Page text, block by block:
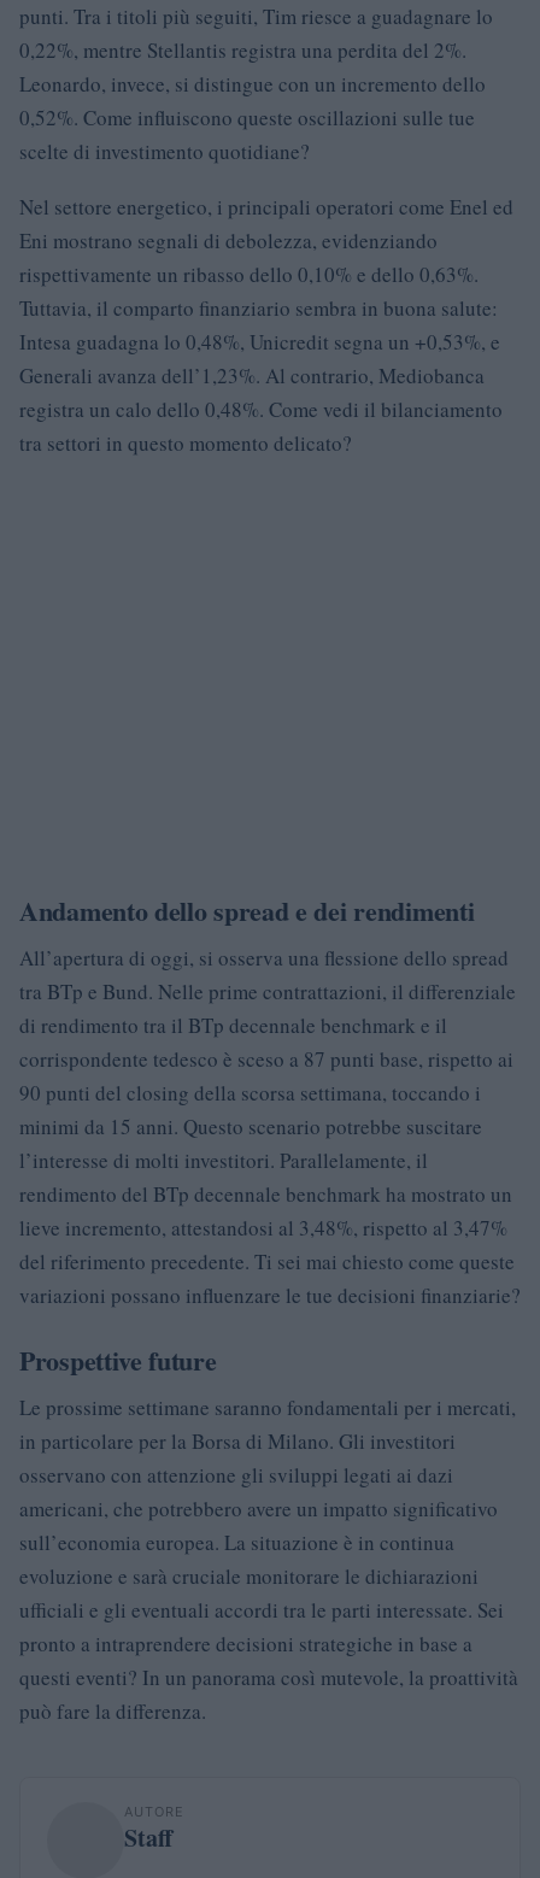
punti. Tra i titoli più seguiti, Tim riesce a guadagnare lo
0,22%, mentre Stellantis registra una perdita del 2%.
Leonardo, invece, si distingue con un incremento dello
0,52%. Come influiscono queste oscillazioni sulle tue
scelte di investimento quotidiane?
Nel settore energetico, i principali operatori come Enel ed
Eni mostrano segnali di debolezza, evidenziando
rispettivamente un ribasso dello 0,10% e dello 0,63%.
Tuttavia, il comparto finanziario sembra in buona salute:
Intesa guadagna lo 0,48%, Unicredit segna un +0,53%, e
Generali avanza dell’1,23%. Al contrario, Mediobanca
registra un calo dello 0,48%. Come vedi il bilanciamento
tra settori in questo momento delicato?
Andamento dello spread e dei rendimenti
All’apertura di oggi, si osserva una flessione dello spread
tra BTp e Bund. Nelle prime contrattazioni, il differenziale
di rendimento tra il BTp decennale benchmark e il
corrispondente tedesco è sceso a 87 punti base, rispetto ai
90 punti del closing della scorsa settimana, toccando i
minimi da 15 anni. Questo scenario potrebbe suscitare
l’interesse di molti investitori. Parallelamente, il
rendimento del BTp decennale benchmark ha mostrato un
lieve incremento, attestandosi al 3,48%, rispetto al 3,47%
del riferimento precedente. Ti sei mai chiesto come queste
variazioni possano influenzare le tue decisioni finanziarie?
Prospettive future
Le prossime settimane saranno fondamentali per i mercati,
in particolare per la Borsa di Milano. Gli investitori
osservano con attenzione gli sviluppi legati ai dazi
americani, che potrebbero avere un impatto significativo
sull’economia europea. La situazione è in continua
evoluzione e sarà cruciale monitorare le dichiarazioni
ufficiali e gli eventuali accordi tra le parti interessate. Sei
pronto a intraprendere decisioni strategiche in base a
questi eventi? In un panorama così mutevole, la proattività
può fare la differenza.
AUTORE
Staff